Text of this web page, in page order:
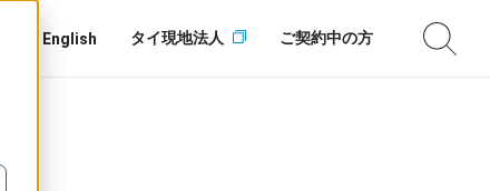
English タイ現地法人 ご契約中の方